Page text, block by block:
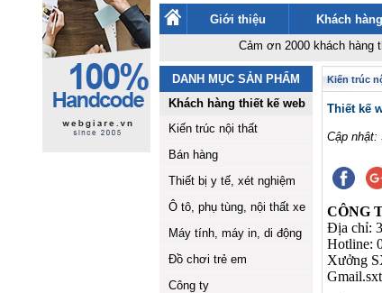
Giới thiệu Khách hàng
Cảm ơn 2000 khách hàng thiết kế
DANH MỤC SẢN PHẨM
Khách hàng thiết kế web
Kiến trúc nội thất
Bán hàng
Thiết bị y tế, xét nghiệm
Ô tô, phụ tùng, nội thất xe
Máy tính, máy in, di động
Đồ chơi trẻ em
Công ty
Kiến trúc
Thiết kế
Cập nhật:
CÔNG
Địa chỉ:
Hotline:
Xưởng